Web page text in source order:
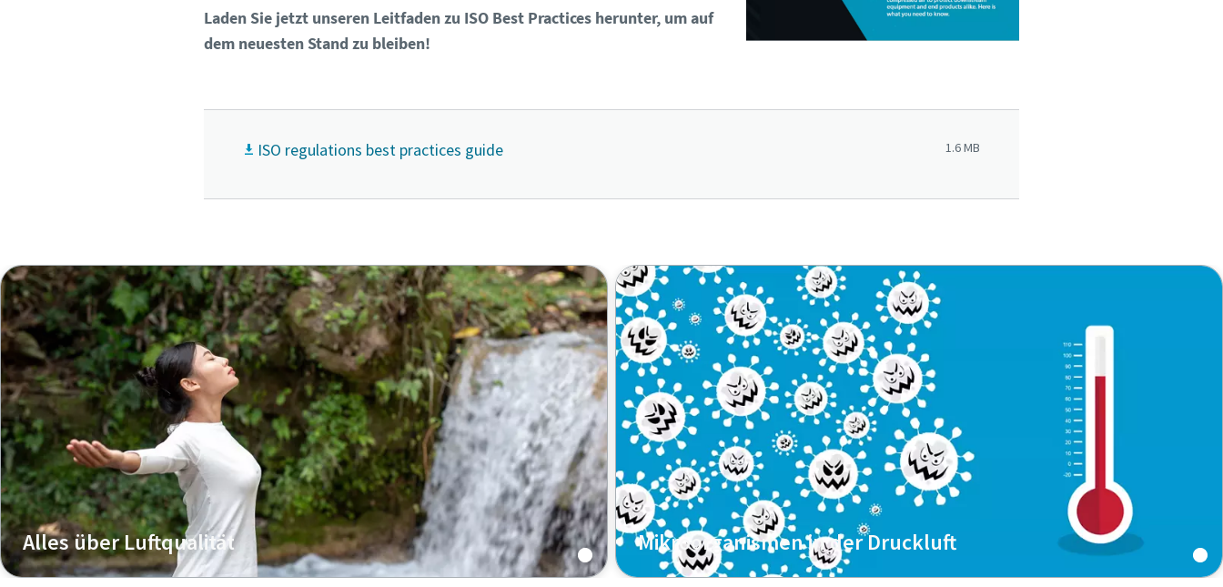
Laden Sie jetzt unseren Leitfaden zu ISO Best Practices herunter, um auf
dem neuesten Stand zu bleiben!
ISO regulations best practices guide 1.6 MB
Alles über Luftqualität Mikroorganismen in der Druckluft
Erfahren Sie mehr über das Wachstum von Mikroorganismen in Druckluft, oder